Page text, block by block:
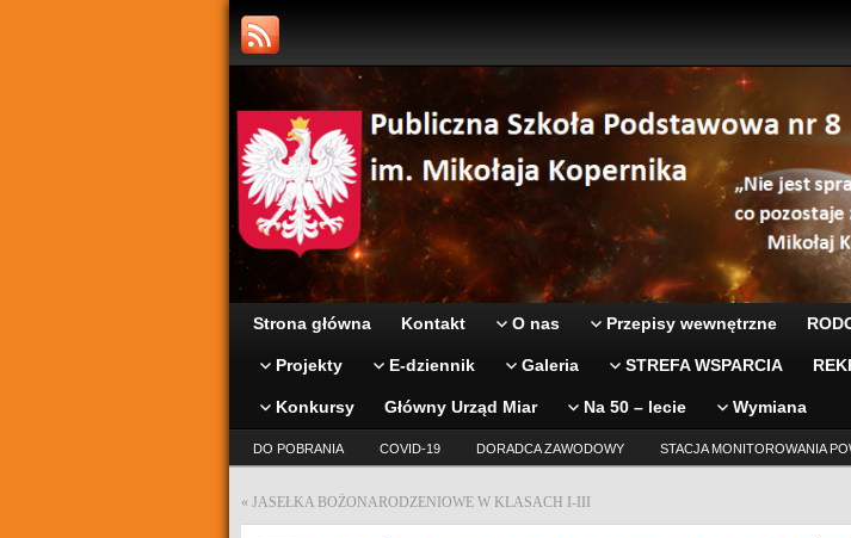
Strona główna Kontakt O nas Przepisy wewnętrzne
Projekty E-dziennik Galeria STREFA WSPARCIA
Konkursy Główny Urząd Miar Na 50 – lecie Wymiana
DO POBRANIA COVID-19 DORADCA ZAWODOWY STACJA MONITOROWANIA
« JASEŁKA BOŻONARODZENIOWE W KLASACH I-III